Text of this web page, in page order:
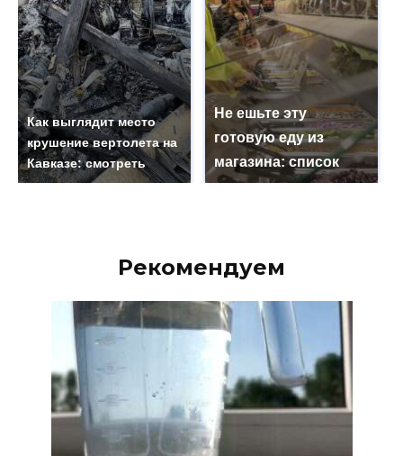
Как выглядит место
крушение вертолета на
Кавказе: смотреть
Не ешьте эту
готовую еду из
магазина: список
Рекомендуем